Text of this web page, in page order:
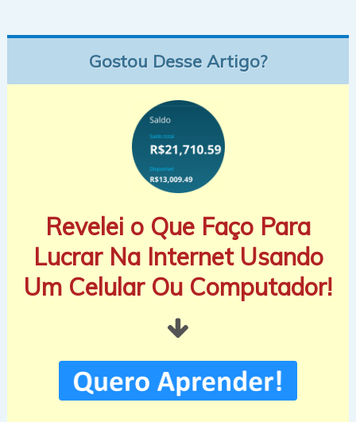
Gostou Desse Artigo?
Revelei o Que Faço Para
Lucrar Na Internet Usando
Um Celular Ou Computador!